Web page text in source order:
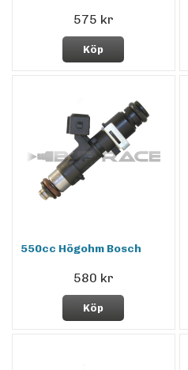
575 kr
Köp
550cc Högohm Bosch
580 kr
Köp